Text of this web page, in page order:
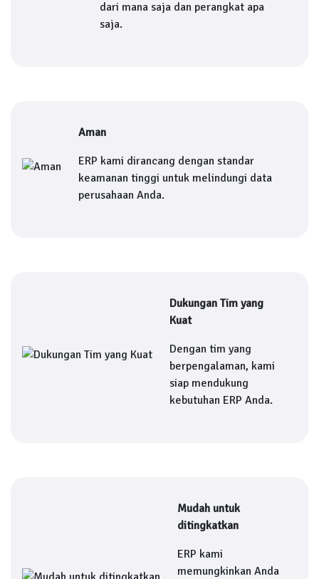
dari mana saja dan perangkat apa
saja.
Aman
ERP kami dirancang dengan standar
keamanan tinggi untuk melindungi data
perusahaan Anda.
Dukungan Tim yang
Kuat
Dengan tim yang
berpengalaman, kami
siap mendukung
kebutuhan ERP Anda.
Mudah untuk
ditingkatkan
ERP kami
memungkinkan Anda